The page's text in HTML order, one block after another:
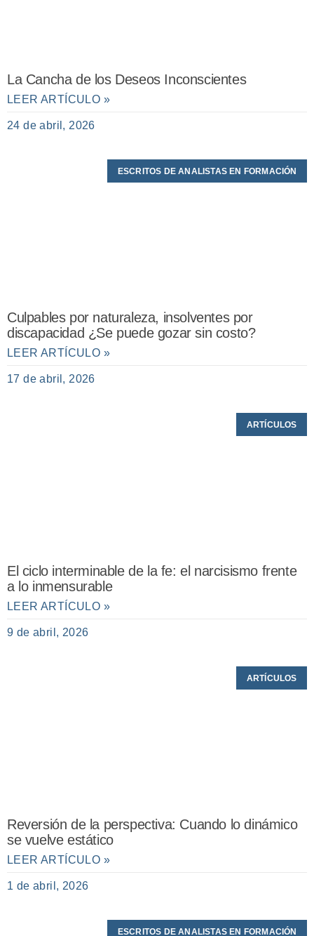
La Cancha de los Deseos Inconscientes
LEER ARTÍCULO »
24 de abril, 2026
ESCRITOS DE ANALISTAS EN FORMACIÓN
Culpables por naturaleza, insolventes por
discapacidad ¿Se puede gozar sin costo?
LEER ARTÍCULO »
17 de abril, 2026
ARTÍCULOS
El ciclo interminable de la fe: el narcisismo frente
a lo inmensurable
LEER ARTÍCULO »
9 de abril, 2026
ARTÍCULOS
Reversión de la perspectiva: Cuando lo dinámico
se vuelve estático
LEER ARTÍCULO »
1 de abril, 2026
ESCRITOS DE ANALISTAS EN FORMACIÓN